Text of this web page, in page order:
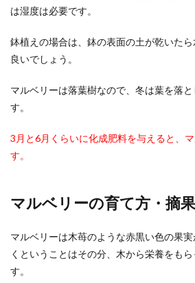
のではないで...
は湿度は必要です。
鉢植えの場合は、鉢の表面の土が乾いた
良いでしょう。
マルベリーは落葉樹なので、冬は葉を落
す。
3月と6月くらいに化成肥料を与えると、
す。
マルベリーの育て方・摘
マルベリーは木苺のような赤黒い色の果
くということはその分、木から栄養をも
す。